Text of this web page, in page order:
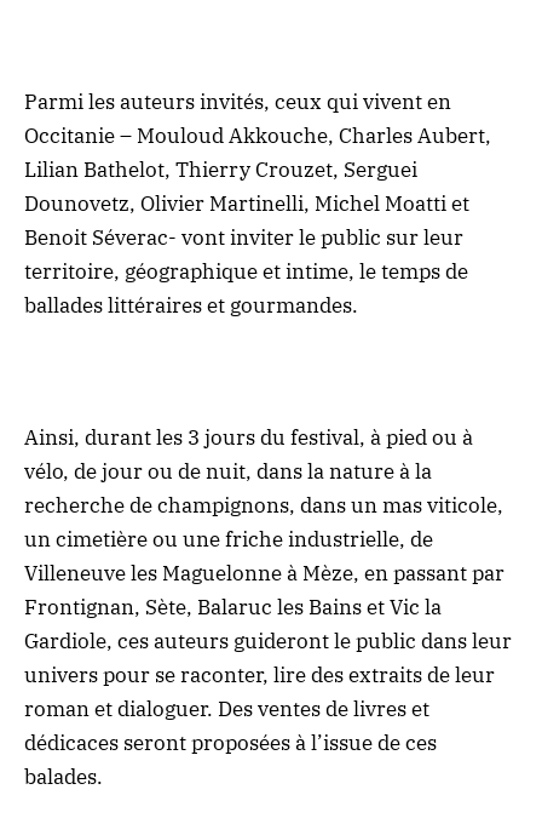
Parmi les auteurs invités, ceux qui vivent en
Occitanie – Mouloud Akkouche, Charles Aubert,
Lilian Bathelot, Thierry Crouzet, Serguei
Dounovetz, Olivier Martinelli, Michel Moatti et
Benoit Séverac- vont inviter le public sur leur
territoire, géographique et intime, le temps de
ballades littéraires et gourmandes.
Ainsi, durant les 3 jours du festival, à pied ou à
vélo, de jour ou de nuit, dans la nature à la
recherche de champignons, dans un mas viticole,
un cimetière ou une friche industrielle, de
Villeneuve les Maguelonne à Mèze, en passant par
Frontignan, Sète, Balaruc les Bains et Vic la
Gardiole, ces auteurs guideront le public dans leur
univers pour se raconter, lire des extraits de leur
roman et dialoguer. Des ventes de livres et
dédicaces seront proposées à l’issue de ces
balades.